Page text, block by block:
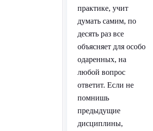
практике, учит
думать самим, по
десять раз все
объясняет для особо
одаренных, на
любой вопрос
ответит. Если не
помнишь
предыдущие
дисциплины,